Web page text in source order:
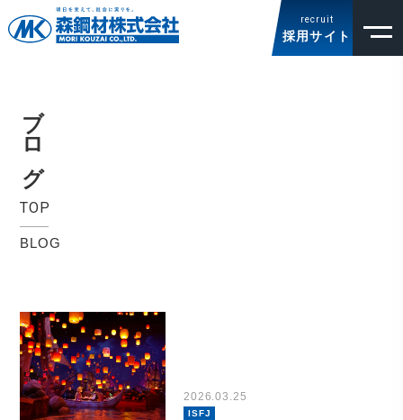
recruit
採用サイト
ブログ
TOP
BLOG
2026.03.25
ISFJ